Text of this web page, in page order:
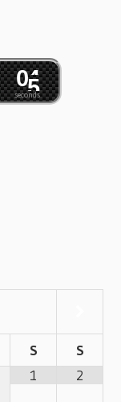
seconds
04
5
S
S
1
2